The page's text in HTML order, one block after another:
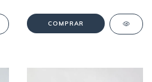
COMPRAR